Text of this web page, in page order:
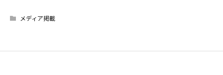
メディア掲載